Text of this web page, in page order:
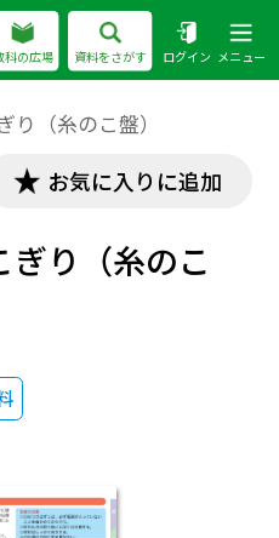
科の広場 資料をさがす ログイン メニュー
り（糸のこ盤）
お気に入りに追加
り（糸のこ